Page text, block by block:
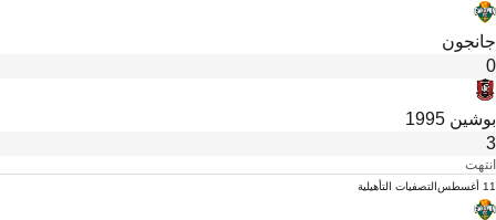
جانجون
0
بوشين 1995
3
انتهت
11 أغسطس التصفيات التأهيلية